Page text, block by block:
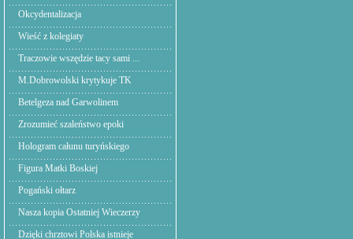
Okcydentalizacja
Wieść z kolegiaty
Traczowie wszędzie tacy sami ...
M.Dobrowolski krytykuje TK
Betelgeza nad Garwolinem
Zrozumieć szaleństwo epoki
Hologram całunu turyńskiego
Figura Matki Boskiej
Pogański ołtarz
Nasza kopia Ostatniej Wieczerzy
Dzięki chrztowi Polska istnieje